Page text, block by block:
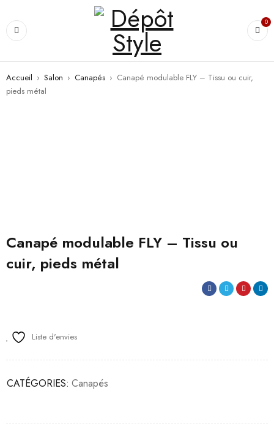
0
Accueil › Salon › Canapés › Canapé modulable FLY – Tissu ou cuir,
pieds métal
Canapé modulable FLY – Tissu ou
cuir, pieds métal
Liste d'envies
CATÉGORIES: Canapés